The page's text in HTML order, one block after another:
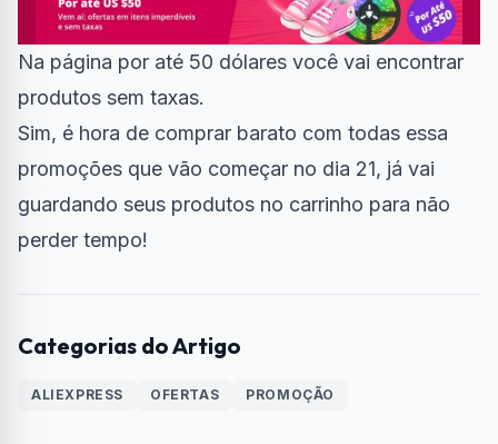
Na página por até 50 dólares você vai encontrar
produtos sem taxas.
Sim, é hora de comprar barato com todas essa
promoções que vão começar no dia 21, já vai
guardando seus produtos no carrinho para não
perder tempo!
Categorias do Artigo
ALIEXPRESS OFERTAS PROMOÇÃO